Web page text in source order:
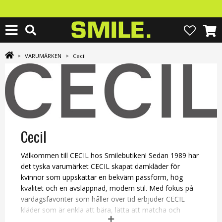
> VARUMÄRKEN > Cecil
Cecil
Välkommen till CECIL hos Smilebutiken! Sedan 1989 har
det tyska varumärket CECIL skapat damkläder för
kvinnor som uppskattar en bekväm passform, hög
kvalitet och en avslappnad, modern stil. Med fokus på
vardagsfavoriter som håller över tid erbjuder CECIL
kläder som är enkla att bära, lätta att matcha och